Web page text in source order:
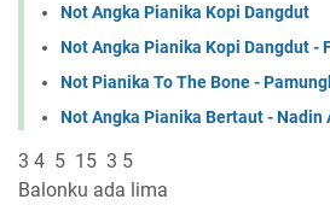
Not Angka Pianika Kopi Dangdut
Not Angka Pianika Kopi Dangdut -
Not Pianika To The Bone -
Not Angka Pianika Bertaut - Nadin
3 4 5 15 3 5
Balonku ada lima